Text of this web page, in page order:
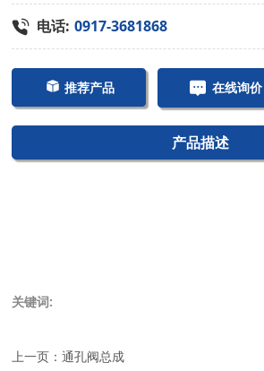
电话: 0917-3681868
推荐产品 在线询价
产品描述
关键词:
上一页：通孔阀总成